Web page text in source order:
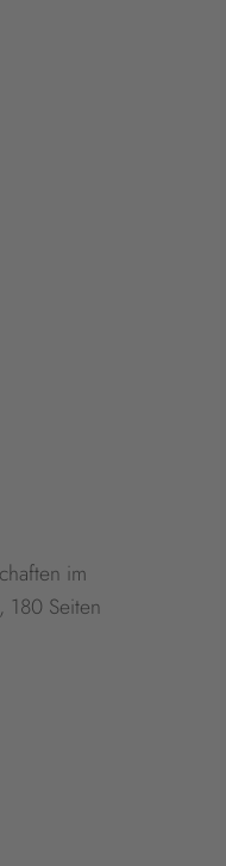
im
180 Seiten